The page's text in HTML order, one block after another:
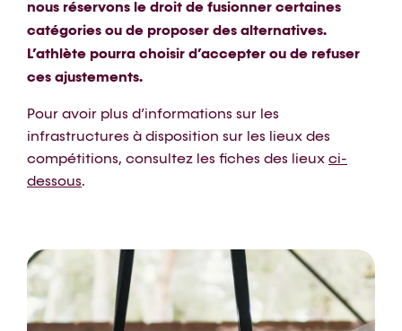
nous réservons le droit de fusionner certaines
catégories ou de proposer des alternatives.
L’athlète pourra choisir d’accepter ou de refuser
ces ajustements.
Pour avoir plus d’informations sur les
infrastructures à disposition sur les lieux des
compétitions, consultez les fiches des lieux ci-
dessous.